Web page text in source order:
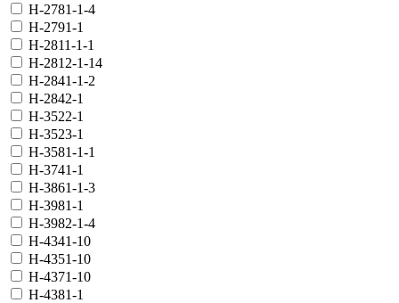
H-2781-1-4
H-2791-1
H-2811-1-1
H-2812-1-14
H-2841-1-2
H-2842-1
H-3522-1
H-3523-1
H-3581-1-1
H-3741-1
H-3861-1-3
H-3981-1
H-3982-1-4
H-4341-10
H-4351-10
H-4371-10
H-4381-1